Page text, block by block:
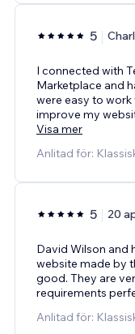
5
I connected with
Marketplace and
were easy to
improve my
Visa mer
Anlitad för:
5 20
David Wilson and
website made by
good. They are
requirements
Anlitad för: